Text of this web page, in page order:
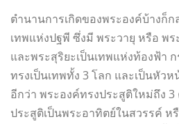
ตำนานการเกิดของพระองค์บ้างก็ก
เทพแห่งปฐพี ซึ่งมี พระวายุ หรือ พ
และพระสุริยะเป็นเทพแห่งท้องฟ้า
ทรงเป็นเทพทั้ง 3 โลก และเป็นหัวห
อีกว่า พระองค์ทรงประสูติใหม่ถึง
ประสูติเป็นพระอาทิตย์ในสวรรค์ ห